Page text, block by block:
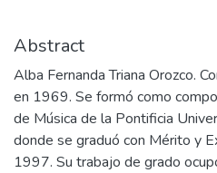
Abstract
Alba Fernanda Triana Orozco.
en 1969. Se formó como
de Música de la Pontificia
donde se graduó con Mérito y
1997. Su trabajo de grado